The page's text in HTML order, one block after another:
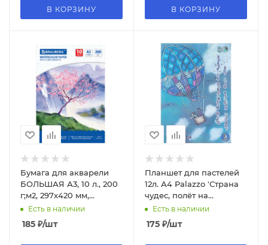
В КОРЗИНУ В КОРЗИНУ
Бумага для акварели
БОЛЬШАЯ А3, 10 л., 200
г;м2, 297х420 мм,
BRAUBERG, 125224
Есть в наличии
185 ₽/шт
Планшет для пастелей
12л. А4 Palazzo 'Страна
чудес, полёт на
воздушном шаре', 3 цв.,
ПЛ-1905
Есть в наличии
175 ₽/шт